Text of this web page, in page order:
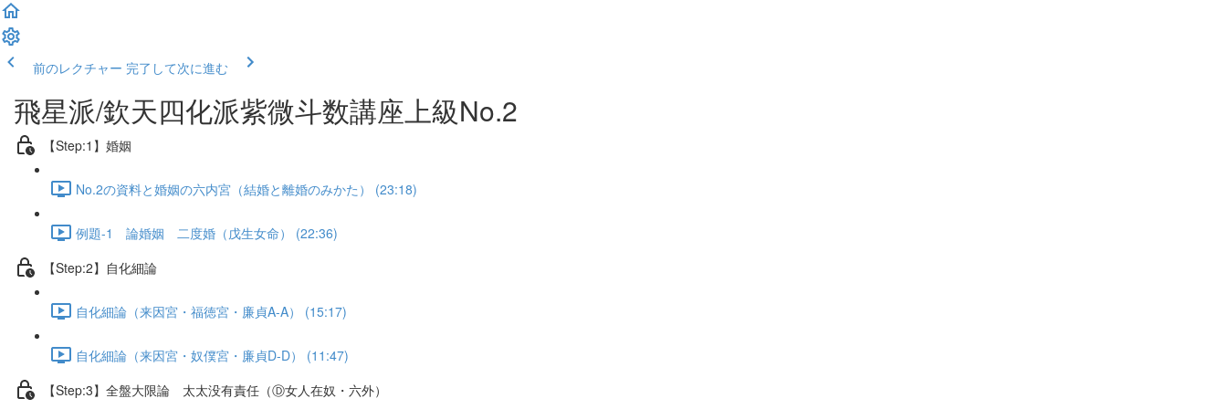
前のレクチャー 完了して次に進む
飛星派/欽天四化派紫微斗数講座上級No.2
【Step:1】婚姻
No.2の資料と婚姻の六内宮（結婚と離婚のみかた） (23:18)
例題-1 論婚姻 二度婚（戊生女命） (22:36)
【Step:2】自化細論
自化細論（来因宮・福徳宮・廉貞A-A） (15:17)
自化細論（来因宮・奴僕宮・廉貞D-D） (11:47)
【Step:3】全盤大限論 太太没有責任（Ⓓ女人在奴・六外）